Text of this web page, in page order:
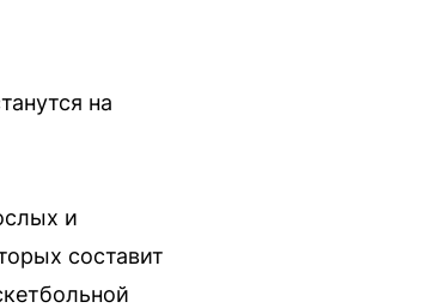
на
и
составит